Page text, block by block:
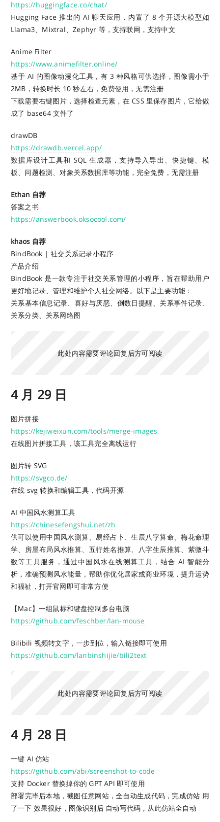
https://huggingface.co/chat/
Hugging Face 推出的 AI 聊天应用，内置了 8 个开源大模型如
Llama3、Mixtral、Zephyr 等，支持联网，支持中文
Anime Filter
https://www.animefilter.online/
基于 AI 的图像动漫化工具，有 3 种风格可供选择，图像需小于
2MB，转换时长 10 秒左右，免费使用，无需注册
下载需要右键图片，选择检查元素，在 CSS 里保存图片，它给做
成了 base64 文件了
drawDB
https://drawdb.vercel.app/
数据库设计工具和 SQL 生成器，支持导入导出、快捷键、模
板、问题检测、对象关系数据库等功能，完全免费，无需注册
Ethan 自荐
答案之书
https://answerbook.oksocool.com/
khaos 自荐
BindBook | 社交关系记录小程序
产品介绍
BindBook 是一款专注于社交关系管理的小程序，旨在帮助用户
更好地记录、管理和维护个人社交网络。以下是主要功能：
关系基本信息记录、喜好与厌恶、倒数日提醒、关系事件记录、
关系分类、关系网络图
此处内容需要评论回复后方可阅读
4 月 29 日
图片拼接
https://kejiweixun.com/tools/merge-images
在线图片拼接工具，该工具完全离线运行
图片转 SVG
https://svgco.de/
在线 svg 转换和编辑工具，代码开源
AI 中国风水测算工具
https://chinesefengshui.net/zh
供可以使用中国风水测算、易经占卜、生辰八字算命、梅花命理
学、房屋布局风水推算、五行姓名推算、八字生辰推算、紫微斗
数等工具服务，通过中国风水在线测算工具，结合 AI 智能分
析，准确预测风水能量，帮助你优化居家或商业环境，提升运势
和福祉，打开官网即可非常方便
【Mac】一组鼠标和键盘控制多台电脑
https://github.com/feschber/lan-mouse
Bilibili 视频转文字，一步到位，输入链接即可使用
https://github.com/lanbinshijie/bili2text
此处内容需要评论回复后方可阅读
4 月 28 日
一键 AI 仿站
https://github.com/abi/screenshot-to-code
支持 Docker 替换掉你的 GPT API 即可使用
部署完毕后本地，截图任意网站，全自动生成代码，完成仿站 用
了一下 效果很好，图像识别后 自动写代码，从此仿站全自动